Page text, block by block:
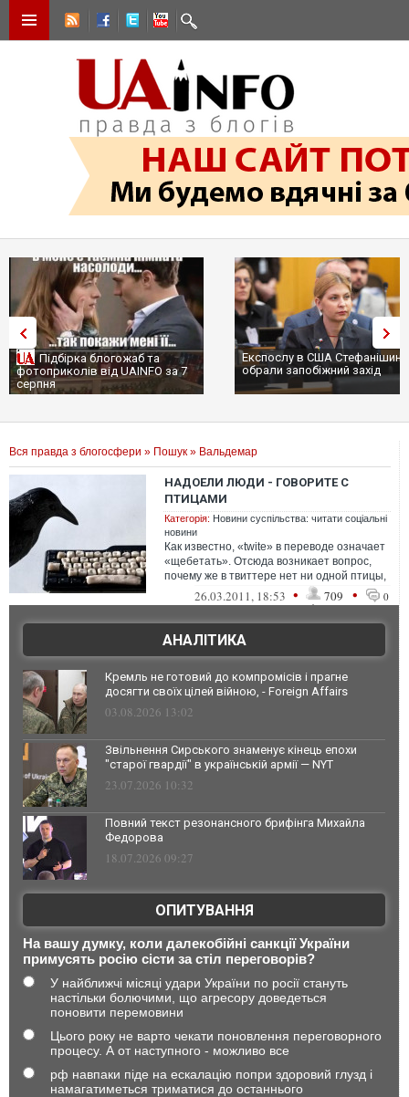
Підбірка блогожаб та
фотоприколів від UAINFO за 7
серпня
Експослу в США
обрали запобіжний захід
Вся правда з блогосфери » Пошук » Вальдемар
НАДОЕЛИ ЛЮДИ - ГОВОРИТЕ С
ПТИЦАМИ
Категорія: Новини суспільства: читати соціальні
новини
Как известно, «twite» в переводе означает
«щебетать». Отсюда возникает вопрос,
почему же в твиттере нет ни одной птицы,
которо...26.03.2011, 18:53 • 709 • 0
АНАЛІТИКА
Кремль не готовий до компромісів і прагне
досягти своїх цілей війною, - Foreign Affairs
03.08.2026 13:02
Звільнення Сирського знаменує кінець епохи
"старої гвардії" в українській армії — NYT
23.07.2026 10:32
Повний текст резонансного брифінга Михайла
Федорова
18.07.2026 09:27
ОПИТУВАННЯ
На вашу думку, коли далекобійні санкції України
примусять росію сісти за стіл переговорів?
У найближчі місяці удари України по росії стануть
настільки болючими, що агресору доведеться
поновити перемовини
Цього року не варто чекати поновлення переговорного
процесу. А от наступного - можливо все
рф навпаки піде на ескалацію попри здоровий глузд і
намагатиметься триматися до останнього